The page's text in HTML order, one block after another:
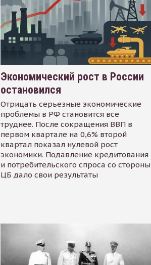
Экономический рост в России
остановился
Отрицать серьезные экономические
проблемы в РФ становится все
труднее. После сокращения ВВП в
первом квартале на 0,6% второй
квартал показал нулевой рост
экономики. Подавление кредитования
и потребительского спроса со стороны
ЦБ дало свои результаты